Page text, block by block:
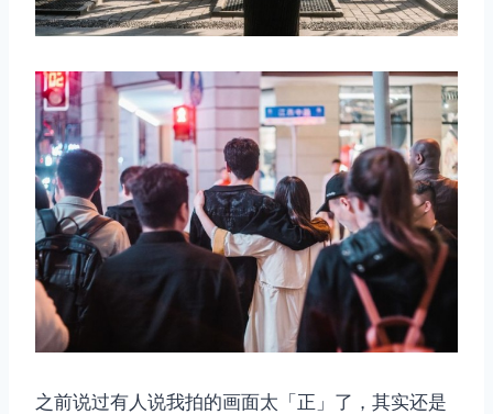
之前说过有人说我拍的画面太「正」了，其实还是